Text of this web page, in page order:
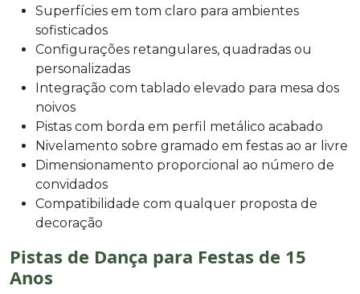
Superfícies em tom claro para ambientes
sofisticados
Configurações retangulares, quadradas ou
personalizadas
Integração com tablado elevado para mesa dos
noivos
Pistas com borda em perfil metálico acabado
Nivelamento sobre gramado em festas ao ar livre
Dimensionamento proporcional ao número de
convidados
Compatibilidade com qualquer proposta de
decoração
Pistas de Dança para Festas de 15
Anos